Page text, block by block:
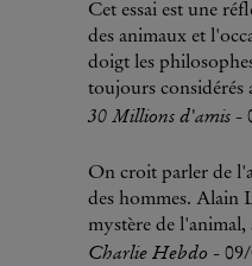
Cet essai est une
des animaux et
doigt les
toujours considérés
30 Millions d'amis -
On croit parler de
des hommes. Alain
mystère de l'animal,
Charlie Hebdo -